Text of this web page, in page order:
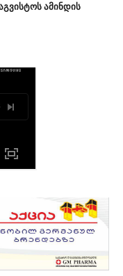
ამინდის